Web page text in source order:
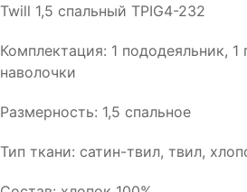
Twill 1,5 спальный TPIG4-232
Комплектация: 1 пододеяльник, 1
наволочки
Размерность: 1,5 спальное
Тип ткани: сатин-твил, твил,